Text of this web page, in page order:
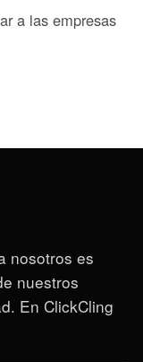
a las empresas
nosotros es
nuestros
En ClickCling